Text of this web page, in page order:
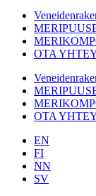
OTA
OTA
EN
FI
NN
SV